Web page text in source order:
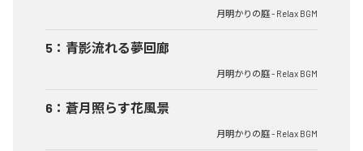
月明かりの庭 - Relax BGM
5 ： 青影流れる夢回廊
月明かりの庭 - Relax BGM
6 ： 蒼月照らす花風景
月明かりの庭 - Relax BGM